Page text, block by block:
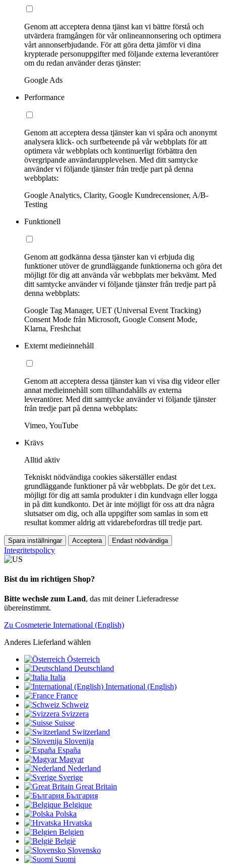
Genom att acceptera denna tjänst kan vi bättre förstå och
utvärdera framgången för vår onlineannonsering och optimera
vårt annonserbjudande. För att göra detta jämför vi dina
krypterade personuppgifter med följande externa leverantörer
om du redan använder deras tjänster:
Google Ads
Performance
Genom att acceptera dessa tjänster kan vi spåra och anonymt
analysera klick- och surfbeteende på vår webbplats för att
optimera vår webbplats och kontinuerligt förbättra den
övergripande användarupplevelsen. Med ditt samtycke
använder vi följande tjänster från tredje part på denna
webbplats:
Google Analytics, Clarity, Google Kundrecensioner, A/B-
Testing
Funktionell
Genom att godkänna dessa tjänster kan vi erbjuda dig
funktioner utöver de grundläggande funktionerna och göra det
möjligt för dig att använda vår webbplats mer bekvämt. Med
ditt samtycke använder vi följande tjänster från tredje part på
denna webbplats:
Google Tag Manager, UET (Universal Event Tracking)
Consent Mode från Microsoft, Google Consent Mode,
Klarna, Freshchat
Externt medieinnehåll
Genom att acceptera dessa tjänster kan vi visa dig videor eller
annat medieinnehåll som tillhandahålls av externa
leverantörer. Med ditt samtycke använder vi följande tjänster
från tredje part på denna webbplats:
Vimeo, YouTube
Krävs
Alltid aktiv
Tekniskt nödvändiga cookies säkerställer endast
grundläggande funktioner på vår webbplats. De gör det t.ex.
möjligt för dig att samla produkter i din kundvagn eller logga
in på ditt kundkonto. Det är inte möjligt för oss att dra några
slutsatser om dig, och alla uppgifter som samlas in som ett
resultat kommer aldrig att vidarebefordras till tredje part.
Spara inställningar Acceptera Endast nödvändiga
Integritetspolicy
Bist du im richtigen Shop?
Bitte wechsle zum Land, das mit deiner Lieferadresse
übereinstimmt.
Zu Cosmeterie International (English)
Anderes Lieferland wählen
Österreich
Deutschland
Italia
International (English)
France
Schweiz
Svizzera
Suisse
Switzerland
Slovenija
España
Magyar
Nederland
Sverige
Great Britain
България
Belgique
Polska
Hrvatska
Belgien
België
Slovensko
Suomi